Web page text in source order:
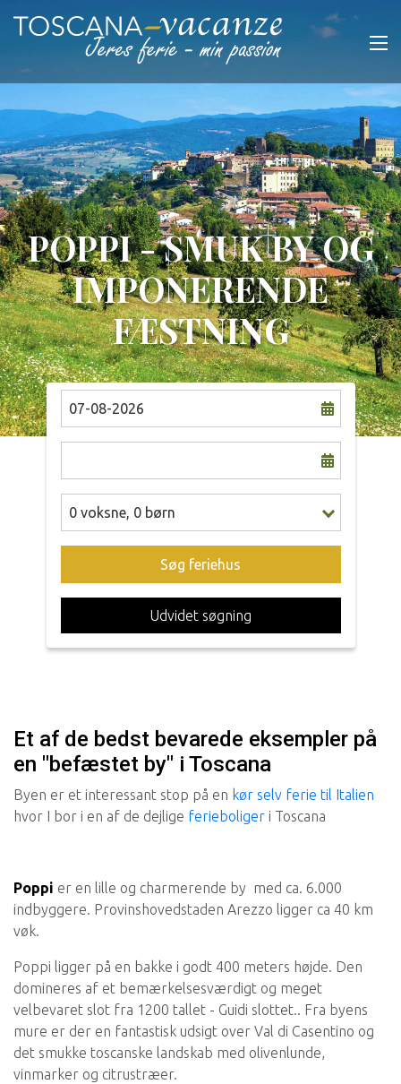
POPPI - SMUK BY OG
IMPONERENDE
FÆSTNING
0 voksne, 0 børn
Søg feriehus
Udvidet søgning
Et af de bedst bevarede eksempler på
en "befæstet by" i Toscana
Byen er et interessant stop på en kør selv ferie til Italien
hvor I bor i en af de dejlige ferieboliger i Toscana
Poppi er en lille og charmerende by med ca. 6.000
indbyggere. Provinshovedstaden Arezzo ligger ca 40 km
vøk.
Poppi ligger på en bakke i godt 400 meters højde. Den
domineres af et bemærkelsesværdigt og meget
velbevaret slot fra 1200 tallet - Guidi slottet.. Fra byens
mure er der en fantastisk udsigt over Val di Casentino og
det smukke toscanske landskab med olivenlunde,
vinmarker og citrustræer.